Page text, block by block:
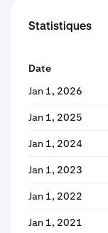
Statistiques
Date
Jan 1, 2026
Jan 1, 2025
Jan 1, 2024
Jan 1, 2023
Jan 1, 2022
Jan 1, 2021